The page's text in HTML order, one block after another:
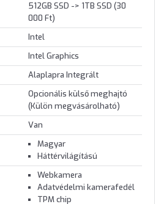
512GB SSD -> 1TB SSD (30
000 Ft)
Intel
Intel Graphics
Alaplapra Integrált
Opcionális külső meghajtó
(Külön megvásárolható)
Van
Magyar
Háttérvilágítású
Webkamera
Adatvédelmi kamerafedél
TPM chip